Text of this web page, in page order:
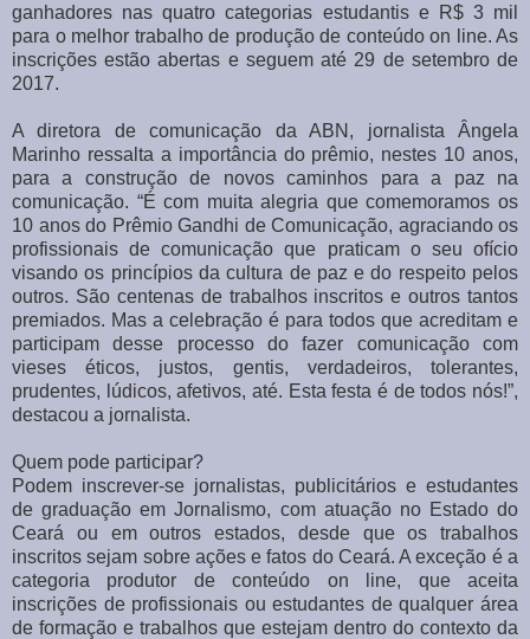
ganhadores nas quatro categorias estudantis e R$ 3 mil
para o melhor trabalho de produção de conteúdo on line. As
inscrições estão abertas e seguem até 29 de setembro de
2017.
A diretora de comunicação da ABN, jornalista Ângela
Marinho ressalta a importância do prêmio, nestes 10 anos,
para a construção de novos caminhos para a paz na
comunicação. “É com muita alegria que comemoramos os
10 anos do Prêmio Gandhi de Comunicação, agraciando os
profissionais de comunicação que praticam o seu ofício
visando os princípios da cultura de paz e do respeito pelos
outros. São centenas de trabalhos inscritos e outros tantos
premiados. Mas a celebração é para todos que acreditam e
participam desse processo do fazer comunicação com
vieses éticos, justos, gentis, verdadeiros, tolerantes,
prudentes, lúdicos, afetivos, até. Esta festa é de todos nós!”,
destacou a jornalista.
Quem pode participar?
Podem inscrever-se jornalistas, publicitários e estudantes
de graduação em Jornalismo, com atuação no Estado do
Ceará ou em outros estados, desde que os trabalhos
inscritos sejam sobre ações e fatos do Ceará. A exceção é a
categoria produtor de conteúdo on line, que aceita
inscrições de profissionais ou estudantes de qualquer área
de formação e trabalhos que estejam dentro do contexto da